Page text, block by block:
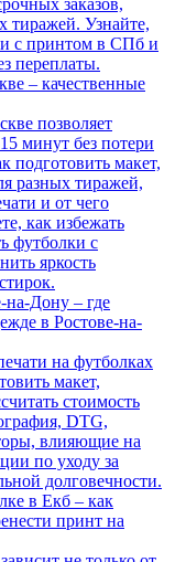
заказов,
тиражей. Узнайте,
с принтом в СПб и
переплаты.
– качественные
позволяет
минут без потери
подготовить макет,
разных тиражей,
и от чего
как избежать
футболки с
яркость
на-Дону – где
в Ростове-на-
на футболках
макет,
стоимость
DTG,
влияющие на
по уходу за
долговечности.
в Екб – как
принт на